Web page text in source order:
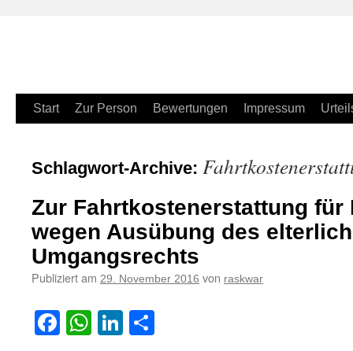
Zum
springen
Start Zur Person Bewertungen Impressum
Schlagwort-Archive:
Zur Fahrtkostenerstattung für
wegen Ausübung des
Umgangsrechts
Publiziert am 29. November 2016 von raskwar
Facebook
WhatsApp
LinkedIn